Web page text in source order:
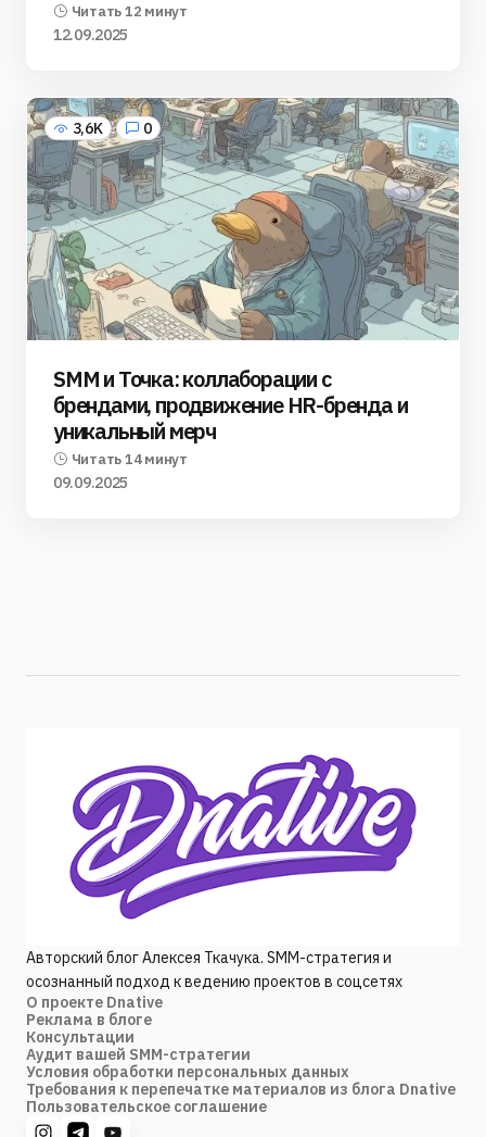
Читать 12 минут
12.09.2025
3,6K 0
SMM и Точка: коллаборации с
брендами, продвижение HR-бренда и
уникальный мерч
Читать 14 минут
09.09.2025
Авторский блог Алексея Ткачука. SMM-стратегия и
осознанный подход к ведению проектов в соцсетях
О проекте Dnative
Реклама в блоге
Консультации
Аудит вашей SMM-стратегии
Условия обработки персональных данных
Требования к перепечатке материалов из блога Dnative
Пользовательское соглашение